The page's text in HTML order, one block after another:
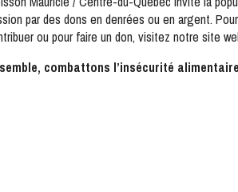
par des dons en denrées ou en argent.
ou pour faire un don, visitez notre site
combattons l’insécurité